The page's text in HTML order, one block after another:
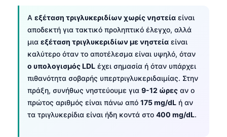
A εξέταση τριγλυκεριδίων χωρίς νηστεία είναι
αποδεκτή για τακτικό προληπτικό έλεγχο, αλλά
μια εξέταση τριγλυκεριδίων με νηστεία είναι
καλύτερο όταν το αποτέλεσμα είναι υψηλό, όταν
ο υπολογισμός LDL έχει σημασία ή όταν υπάρχει
πιθανότητα σοβαρής υπερτριγλυκεριδαιμίας. Στην
πράξη, συνήθως νηστεύουμε για 9-12 ώρες αν ο
πρώτος αριθμός είναι πάνω από 175 mg/dL ή αν
τα τριγλυκερίδια είναι ήδη κοντά στο 400 mg/dL.